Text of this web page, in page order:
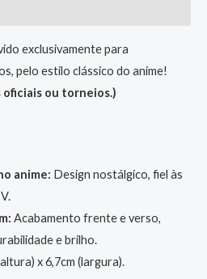
exclusivamente para
pelo estilo clássico do anime!
oficiais ou torneios.)
anime: Design nostálgico, fiel às
Acabamento frente e verso,
e brilho.
x 6,7cm (largura).